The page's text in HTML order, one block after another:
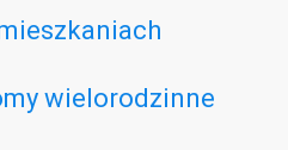
wielorodzinne